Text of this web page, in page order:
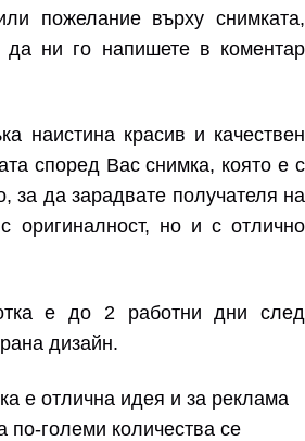
пожелание върху снимката,
да ни го напишете в коментар
наистина красив и качествен
според Вас снимка, която е с
за да зарадвате получателя на
оригиналност, но и с отлично
е до 2 работни дни след
дизайн.
е отлична идея и за реклама
по-големи количества се